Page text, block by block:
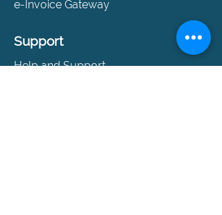
e-Invoice Gateway
Support
Help and Support